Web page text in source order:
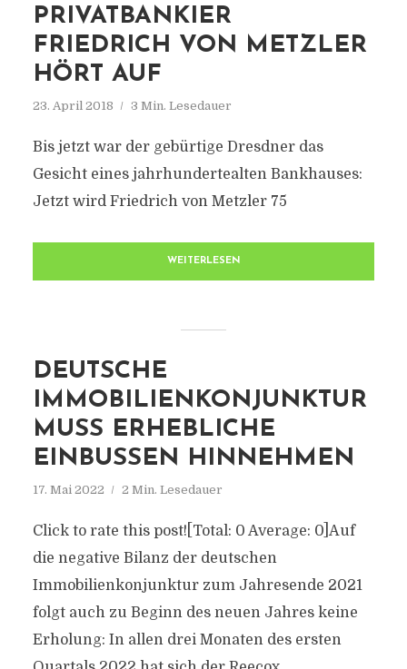
PRIVATBANKIER
FRIEDRICH VON METZLER
HÖRT AUF
23. April 2018 3 Min. Lesedauer
Bis jetzt war der gebürtige Dresdner das
Gesicht eines jahrhundertealten Bankhauses:
Jetzt wird Friedrich von Metzler 75
WEITERLESEN
DEUTSCHE
IMMOBILIENKONJUNKTUR
MUSS ERHEBLICHE
EINBUSSEN HINNEHMEN
17. Mai 2022 2 Min. Lesedauer
Click to rate this post![Total: 0 Average: 0]Auf
die negative Bilanz der deutschen
Immobilienkonjunktur zum Jahresende 2021
folgt auch zu Beginn des neuen Jahres keine
Erholung: In allen drei Monaten des ersten